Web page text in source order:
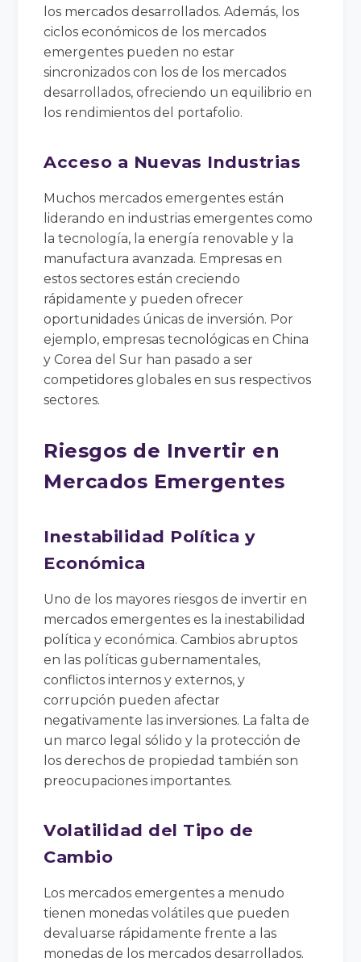
los mercados desarrollados. Además, los
ciclos económicos de los mercados
emergentes pueden no estar
sincronizados con los de los mercados
desarrollados, ofreciendo un equilibrio en
los rendimientos del portafolio.
Acceso a Nuevas Industrias
Muchos mercados emergentes están
liderando en industrias emergentes como
la tecnología, la energía renovable y la
manufactura avanzada. Empresas en
estos sectores están creciendo
rápidamente y pueden ofrecer
oportunidades únicas de inversión. Por
ejemplo, empresas tecnológicas en China
y Corea del Sur han pasado a ser
competidores globales en sus respectivos
sectores.
Riesgos de Invertir en
Mercados Emergentes
Inestabilidad Política y
Económica
Uno de los mayores riesgos de invertir en
mercados emergentes es la inestabilidad
política y económica. Cambios abruptos
en las políticas gubernamentales,
conflictos internos y externos, y
corrupción pueden afectar
negativamente las inversiones. La falta de
un marco legal sólido y la protección de
los derechos de propiedad también son
preocupaciones importantes.
Volatilidad del Tipo de
Cambio
Los mercados emergentes a menudo
tienen monedas volátiles que pueden
devaluarse rápidamente frente a las
monedas de los mercados desarrollados.